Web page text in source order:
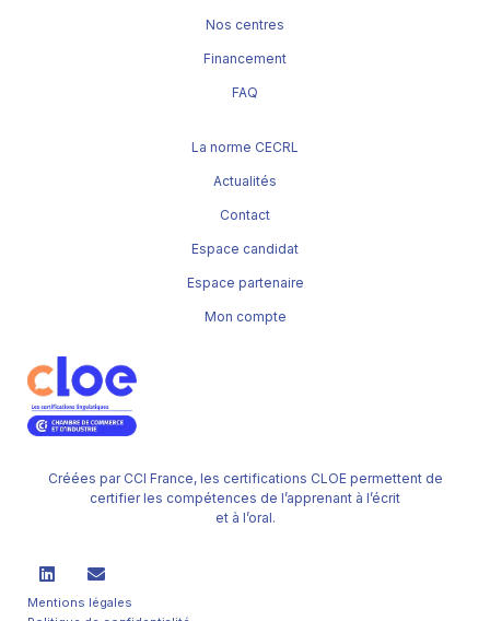
Créées par CCI France, les certifications CLOE permettent de
certifier les compétences de l’apprenant à l’écrit
et à l’oral.
Mentions légales
Nos centres
Financement
FAQ
La norme CECRL
Actualités
Contact
Espace candidat
Espace partenaire
Mon compte